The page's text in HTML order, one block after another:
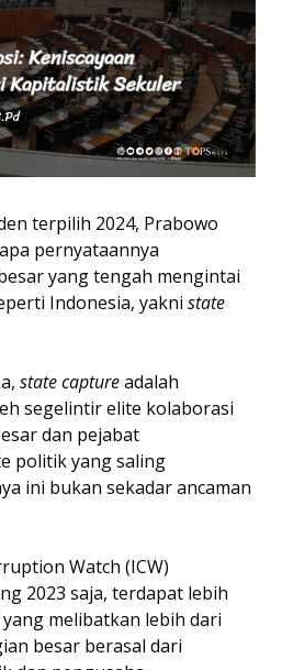
terpilih 2024, Prabowo
pernyataannya
yang tengah mengintai
Indonesia, yakni state
state captureadalah
segelintir elite kolaborasi
dan pejabat
politik yang saling
ini bukan sekadar ancaman
Watch (ICW)
2023 saja, terdapat lebih
melibatkan lebih dari
besar berasal dari